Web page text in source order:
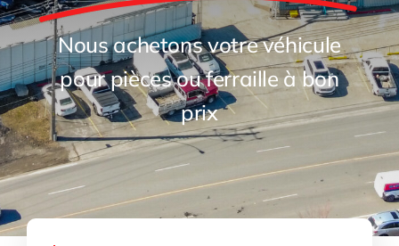
Nous achetons votre véhicule
pour pièces ou ferraille à bon
prix